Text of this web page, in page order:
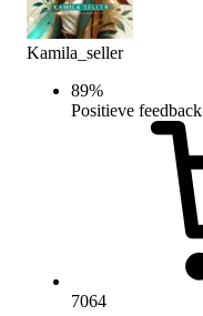
Kamila_seller
89%
Positieve feedback
7064